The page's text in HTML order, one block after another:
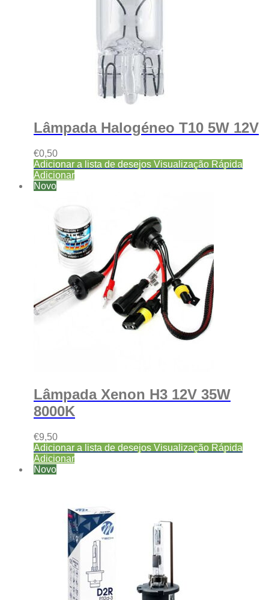
Lâmpada Halogéneo T10 5W 12V
€0,50
Adicionar a lista de desejos Visualização Rápida
Adicionar
Novo
Lâmpada Xenon H3 12V 35W
8000K
€9,50
Adicionar a lista de desejos Visualização Rápida
Adicionar
Novo